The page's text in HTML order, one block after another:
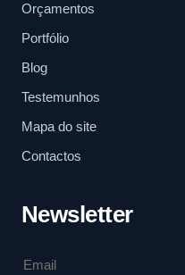
Orçamentos
Portfólio
Blog
Testemunhos
Mapa do site
Contactos
Newsletter